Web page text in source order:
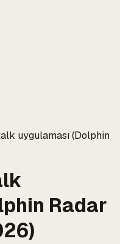
uygulaması (Dolphin
Radar